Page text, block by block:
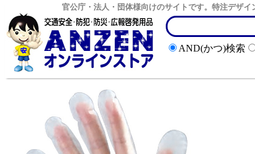
官公庁・法人・団体様向けのサイトです。特注デザ
AND(かつ)検索